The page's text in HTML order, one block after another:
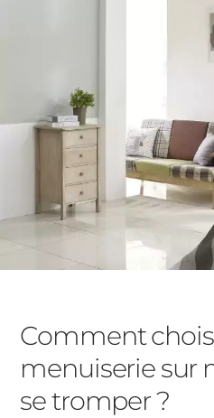
Comment
menuiserie sur
se tromper ?